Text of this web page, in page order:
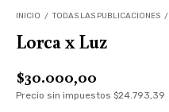
INICIO / TODAS LAS PUBLICACIONES /
Lorca x Luz
$30.000,00
Precio sin impuestos $24.793,39